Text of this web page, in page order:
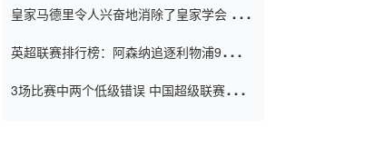
皇家马德里令人兴奋地消除了皇家学会 安
英超联赛排行榜：阿森纳追逐利物浦9分 曼
3场比赛中两个低级错误 中国超级联赛的前